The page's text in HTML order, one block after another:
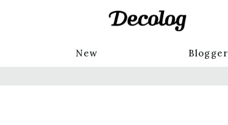
New Blogger